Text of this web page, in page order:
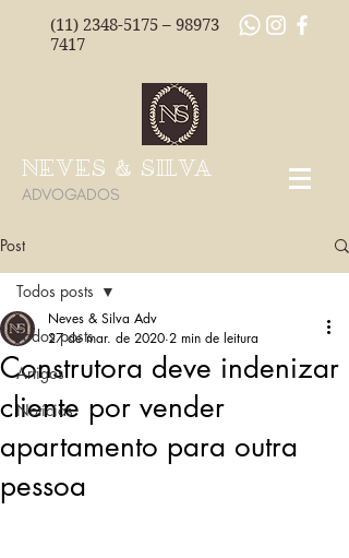
(11) 2348-5175 – 98973
7417
NEVES & SILVA
ADVOGADOS
Post
Todos posts
Artigos
Notícias
Todos posts
Construtora deve indenizar
cliente por vender
apartamento para outra
pessoa
Neves & Silva Adv
27 de mar. de 2020 2 min de leitura